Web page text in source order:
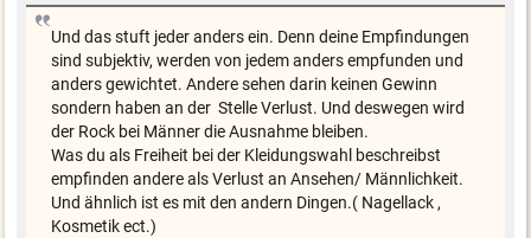
Und das stuft jeder anders ein. Denn deine Empfindungen
sind subjektiv, werden von jedem anders empfunden und
anders gewichtet. Andere sehen darin keinen Gewinn
sondern haben an der Stelle Verlust. Und deswegen wird
der Rock bei Männer die Ausnahme bleiben.
Was du als Freiheit bei der Kleidungswahl beschreibst
empfinden andere als Verlust an Ansehen/ Männlichkeit.
Und ähnlich ist es mit den andern Dingen.( Nagellack ,
Kosmetik ect.)